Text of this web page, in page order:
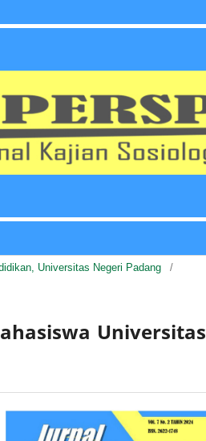
Universitas Negeri Padang
/
Universitas